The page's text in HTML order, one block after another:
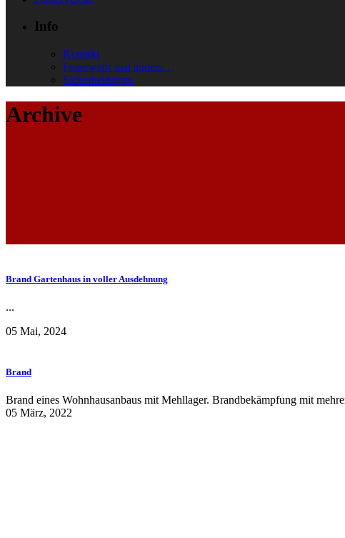
Info
Kontakt
Feuerwehr mal anders…
Sicherheitstipps
Archive
Brand Gartenhaus in voller Ausdehnung
...
05 Mai, 2024
Brand
Brand eines Wohnhausanbaus mit Mehllager. Brandbekämpfung mit
05 März, 2022